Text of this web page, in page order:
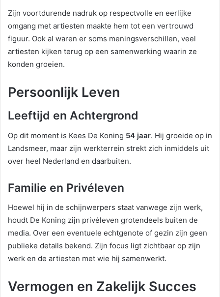
Zijn voortdurende nadruk op respectvolle en eerlijke
omgang met artiesten maakte hem tot een vertrouwd
figuur. Ook al waren er soms meningsverschillen, veel
artiesten kijken terug op een samenwerking waarin ze
konden groeien.
Persoonlijk Leven
Leeftijd en Achtergrond
Op dit moment is Kees De Koning 54 jaar. Hij groeide op in
Landsmeer, maar zijn werkterrein strekt zich inmiddels uit
over heel Nederland en daarbuiten.
Familie en Privéleven
Hoewel hij in de schijnwerpers staat vanwege zijn werk,
houdt De Koning zijn privéleven grotendeels buiten de
media. Over een eventuele echtgenote of gezin zijn geen
publieke details bekend. Zijn focus ligt zichtbaar op zijn
werk en de artiesten met wie hij samenwerkt.
Vermogen en Zakelijk Succes